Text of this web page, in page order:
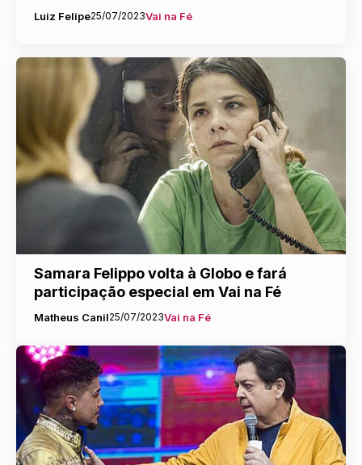
Luiz Felipe25/07/2023Vai na Fé
Samara Felippo volta à Globo e fará
participação especial em Vai na Fé
Matheus Canil25/07/2023Vai na Fé